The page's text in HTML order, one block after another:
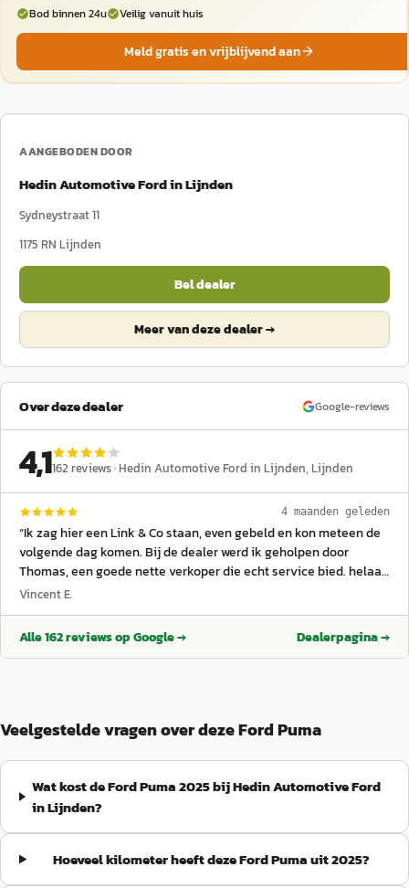
Bod binnen 24u
Veilig vanuit huis
Meld gratis en vrijblijvend aan
AANGEBODEN DOOR
Hedin Automotive Ford in Lijnden
Sydneystraat 11
1175 RN Lijnden
Bel dealer
Meer van deze dealer →
Over deze dealer Google-reviews
4,1162 reviews ·Hedin Automotive Ford in Lijnden, Lijnden
4 maanden geleden
“Ik zag hier een Link & Co staan, even gebeld en kon meteen de
volgende dag komen. Bij de dealer werd ik geholpen door
Thomas, een goede nette verkoper die echt service bied. helaas
stond er bij hem op locatie geen BTW auto, maar we mochten
auto. Met Thomas afgesproken dat hij even wat zou laten weten
als er weer een btw auto zou komen. Dit heeft hij keurig gedaan
Vincent E.
Alle162reviews op Google → Dealerpagina →
Veelgestelde vragen over deze Ford Puma
Wat kost de Ford Puma 2025 bij Hedin Automotive Ford
in Lijnden?
Hoeveel kilometer heeft deze Ford Puma uit 2025?